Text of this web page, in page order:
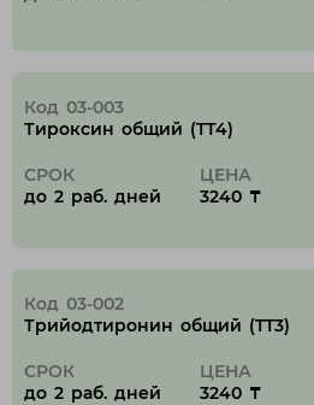
Код 03-003
Тироксин общий (TТ4)
СРОК
до 2 раб. дней
ЦЕНА
3240 ₸
Код 03-002
Трийодтиронин общий (TT3)
СРОК
до 2 раб. дней
ЦЕНА
3240 ₸